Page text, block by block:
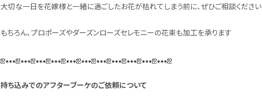
大切な一日を花嫁様と一緒に過ごしたお花が枯れてしまう前に、ぜひご相談ください
もちろん、プロポーズやダーズンローズセレモニーの花束も加工を承ります
ஐ⁎⁎⁎ஐ⁎⁎⁎ஐ⁎⁎⁎ஐ⁎⁎⁎ஐ⁎⁎⁎ஐ⁎⁎⁎ஐ⁎⁎⁎ஐ⁎⁎⁎ஐ⁎⁎⁎ஐ⁎⁎⁎ஐ⁎⁎⁎ஐ
持ち込みでのアフターブーケのご依頼について